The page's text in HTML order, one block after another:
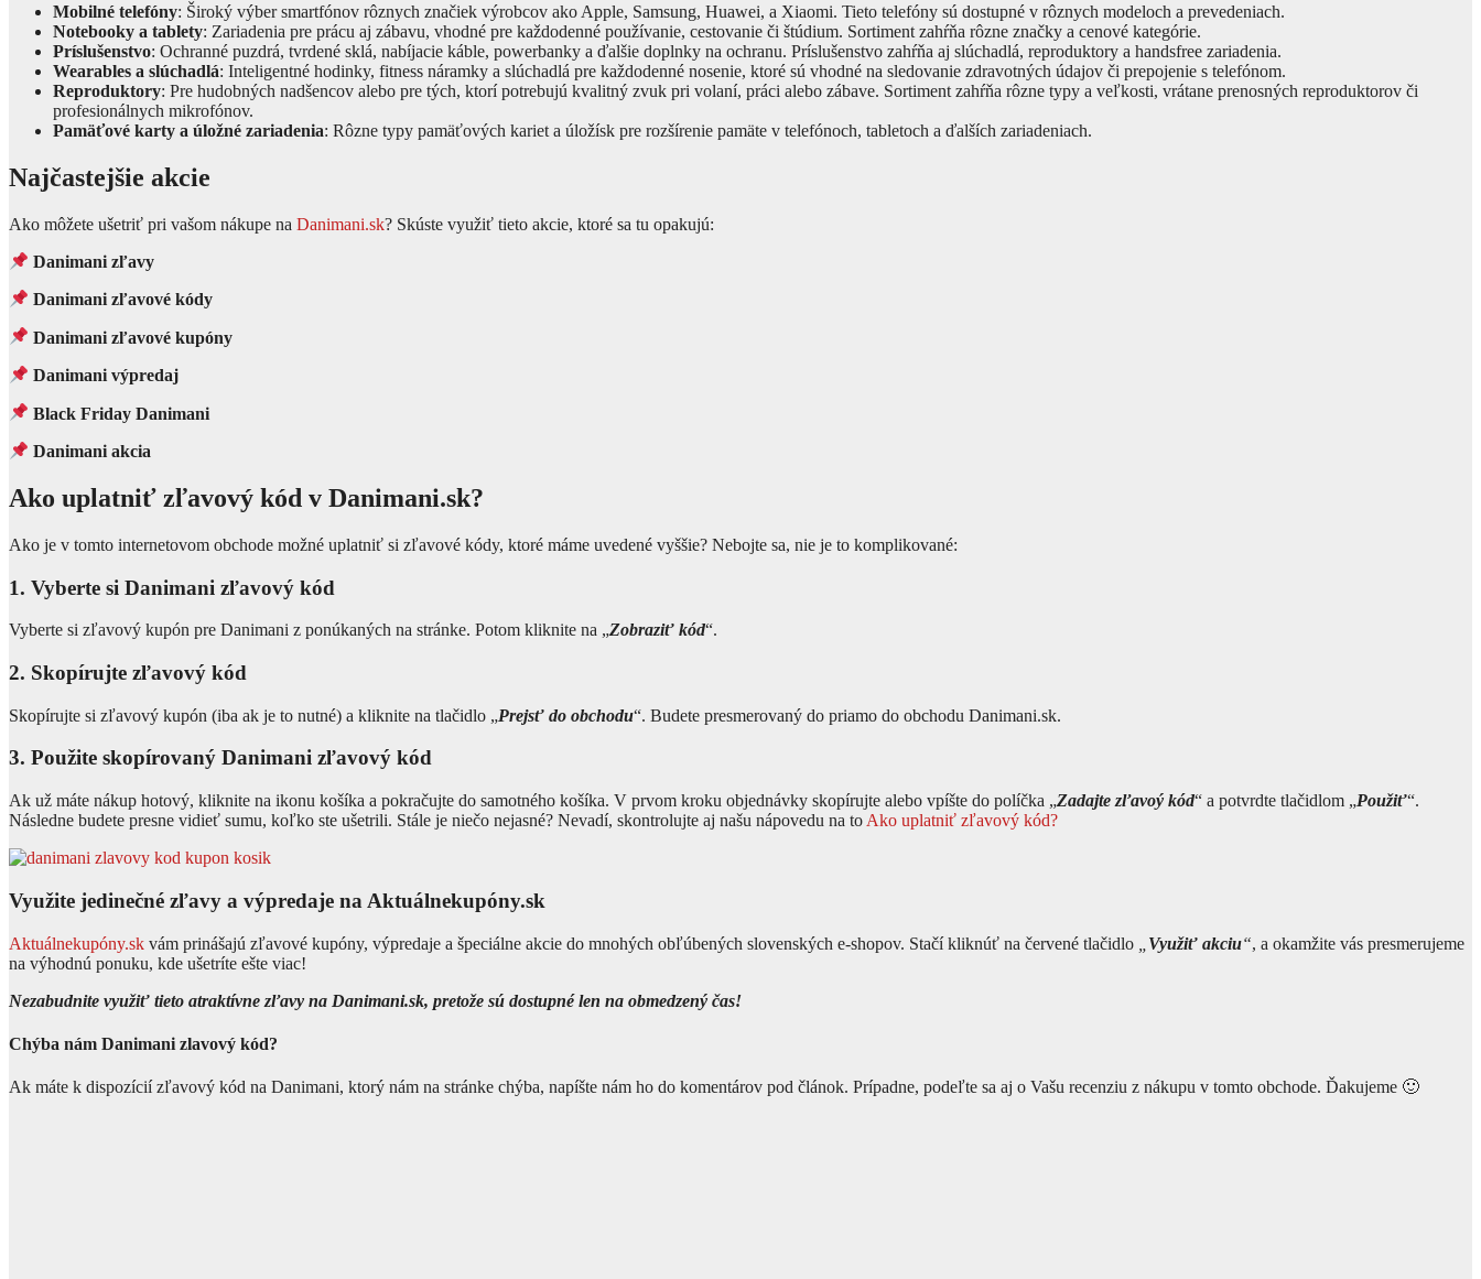
Mobilné telefóny: Široký výber smartfónov rôznych značiek výrobcov ako Apple, Samsung, Huawei, a Xiaomi. Tieto telefóny sú dostupné v rôznych modeloch a prevedeniach.
Notebooky a tablety: Zariadenia pre prácu aj zábavu, vhodné pre každodenné používanie, cestovanie či štúdium. Sortiment zahŕňa rôzne značky a cenové kategórie.
Príslušenstvo: Ochranné puzdrá, tvrdené sklá, nabíjacie káble, powerbanky a ďalšie doplnky na ochranu. Príslušenstvo zahŕňa aj slúchadlá, reproduktory a handsfree zariadenia.
Wearables a slúchadlá: Inteligentné hodinky, fitness náramky a slúchadlá pre každodenné nosenie, ktoré sú vhodné na sledovanie zdravotných údajov či prepojenie s telefónom.
Reproduktory: Pre hudobných nadšencov alebo pre tých, ktorí potrebujú kvalitný zvuk pri volaní, práci alebo zábave. Sortiment zahŕňa rôzne typy a veľkosti, vrátane prenosných reproduktorov či
profesionálnych mikrofónov.
Pamäťové karty a úložné zariadenia: Rôzne typy pamäťových kariet a úložísk pre rozšírenie pamäte v telefónoch, tabletoch a ďalších zariadeniach.
Najčastejšie akcie
Ako môžete ušetriť pri vašom nákupe na Danimani.sk? Skúste využiť tieto akcie, ktoré sa tu opakujú:
Danimani zľavy
Danimani zľavové kódy
Danimani zľavové kupóny
Danimani výpredaj
Black Friday Danimani
Danimani akcia
Ako uplatniť zľavový kód v Danimani.sk?
Ako je v tomto internetovom obchode možné uplatniť si zľavové kódy, ktoré máme uvedené vyššie? Nebojte sa, nie je to komplikované:
1. Vyberte si Danimani zľavový kód
Vyberte si zľavový kupón pre Danimani z ponúkaných na stránke. Potom kliknite na „Zobraziť kód“.
2. Skopírujte zľavový kód
Skopírujte si zľavový kupón (iba ak je to nutné) a kliknite na tlačidlo „Prejsť do obchodu“. Budete presmerovaný do priamo do obchodu Danimani.sk.
3. Použite skopírovaný Danimani zľavový kód
Ak už máte nákup hotový, kliknite na ikonu košíka a pokračujte do samotného košíka. V prvom kroku objednávky skopírujte alebo vpíšte do políčka „Zadajte zľavoý kód“ a potvrdte tlačidlom „Použiť“.
Následne budete presne vidieť sumu, koľko ste ušetrili. Stále je niečo nejasné? Nevadí, skontrolujte aj našu nápovedu na to Ako uplatniť zľavový kód?
Využite jedinečné zľavy a výpredaje na Aktuálnekupóny.sk
Aktuálnekupóny.sk vám prinášajú zľavové kupóny, výpredaje a špeciálne akcie do mnohých obľúbených slovenských e-shopov. Stačí kliknúť na červené tlačidlo Využiť akciu“, a okamžite vás presmerujeme
na výhodnú ponuku, kde ušetríte ešte viac!
Nezabudnite využiť tieto atraktívne zľavy na Danimani.sk, pretože sú dostupné len na obmedzený čas!
Chýba nám Danimani zlavový kód?
Ak máte k dispozícií zľavový kód na Danimani, ktorý nám na stránke chýba, napíšte nám ho do komentárov pod článok. Prípadne, podeľte sa aj o Vašu recenziu z nákupu v tomto obchode. Ďakujeme 🙂